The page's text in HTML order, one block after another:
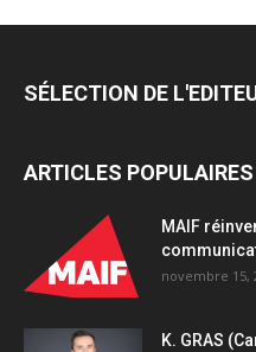
SÉLECTION DE
ARTICLES POPULAIRES
MAIF
novembre 15,
K. GRAS